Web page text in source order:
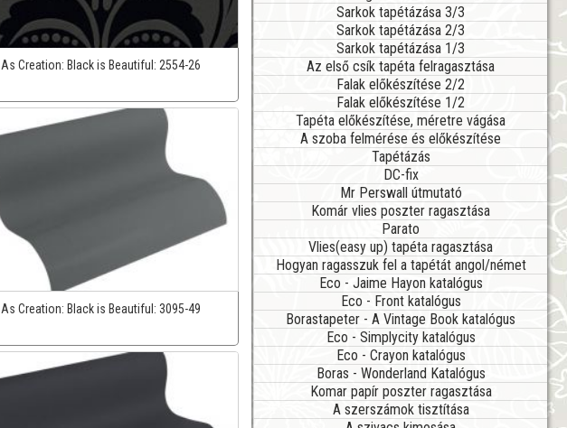
As Creation: Black is Beautiful:2554-26
As Creation:Black is Beautiful:3095-49
Sarkok tapétázása 3/3
Sarkok tapétázása 2/3
Sarkok tapétázása 1/3
Az első csík tapéta felragasztása
Falak előkészítése 2/2
Falak előkészítése 1/2
Tapéta előkészítése, méretre vágása
A szoba felmérése és előkészítése
Tapétázás
DC-fix
Mr Perswall útmutató
Komár vlies poszter ragasztása
Parato
Vlies(easy up) tapéta ragasztása
Hogyan ragasszuk fel a tapétát angol/német
Eco - Jaime Hayon katalógus
Eco - Front katalógus
Borastapeter - A Vintage Book katalógus
Eco - Simplycity katalógus
Eco - Crayon katalógus
Boras - Wonderland Katalógus
Komar papír poszter ragasztása
A szerszámok tisztítása